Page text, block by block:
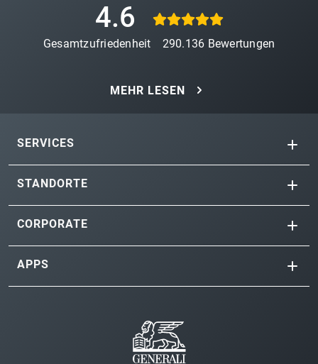
4.6
Gesamtzufriedenheit 290.136 Bewertungen
MEHR LESEN
SERVICES
STANDORTE
CORPORATE
APPS